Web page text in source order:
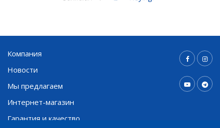
Компания
Новости
Мы предлагаем
Интернет-магазин
Гарантия и качество